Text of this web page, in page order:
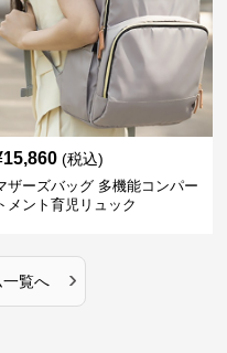
15,860 (税込)
ザーズバッグ 多機能コンパー
メント育児リュック
一覧へ ›